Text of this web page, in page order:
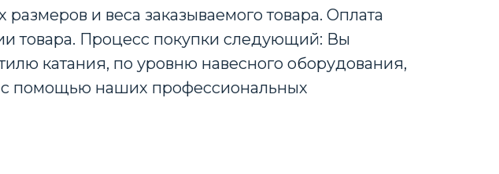
и веса заказываемого товара. Оплата
товара. Процесс покупки следующий: Вы
катания, по уровню навесного оборудования,
с помощью наших профессиональных